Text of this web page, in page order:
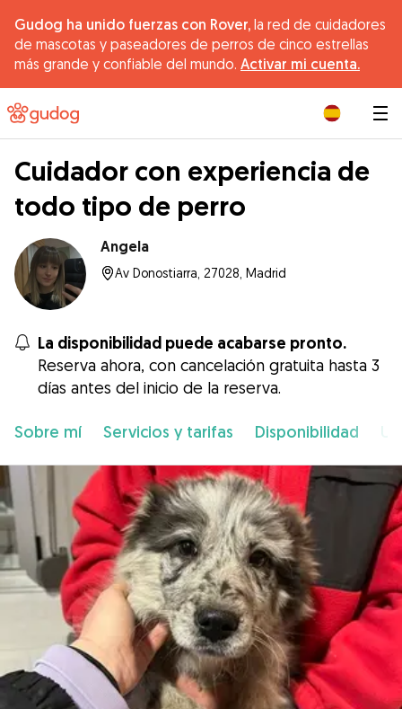
Gudog ha unido fuerzas con Rover, la red de cuidadores
de mascotas y paseadores de perros de cinco estrellas
más grande y confiable del mundo. Activar mi cuenta.
Cuidador con experiencia de
todo tipo de perro
Angela
Av Donostiarra, 27028, Madrid
La disponibilidad puede acabarse pronto.
Reserva ahora, con cancelación gratuita hasta 3
días antes del inicio de la reserva.
Sobre mí Servicios y tarifas Disponibilidad